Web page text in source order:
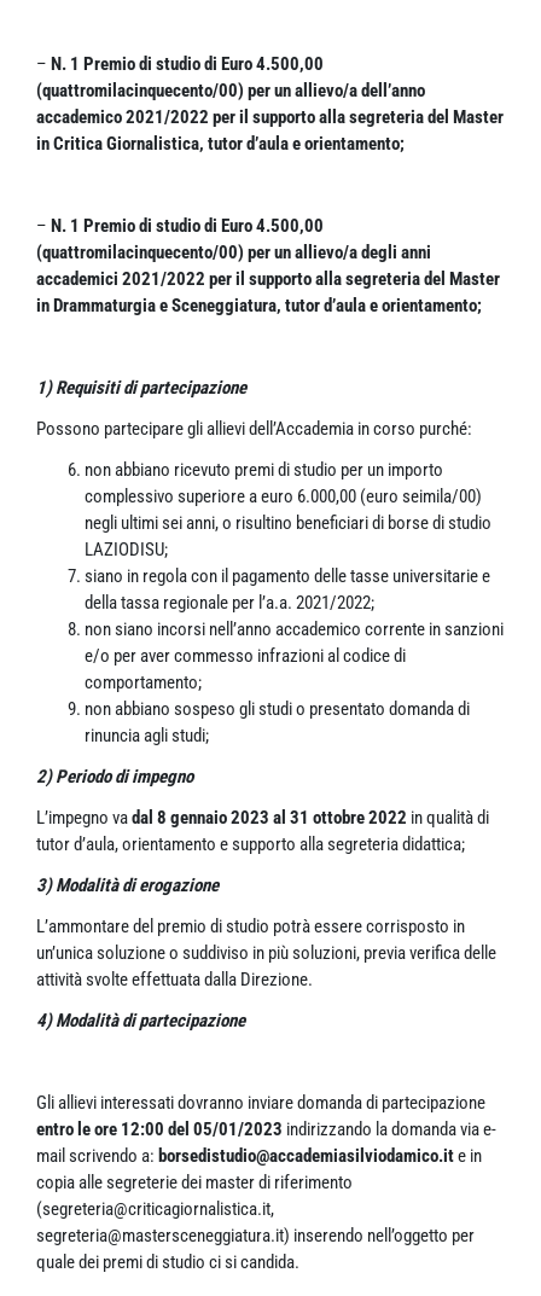
– N. 1 Premio di studio di Euro 4.500,00
(quattromilacinquecento/00) per un allievo/a dell’anno
accademico 2021/2022 per il supporto alla segreteria del Master
in Critica Giornalistica, tutor d’aula e orientamento;
– N. 1 Premio di studio di Euro 4.500,00
(quattromilacinquecento/00) per un allievo/a degli anni
accademici 2021/2022 per il supporto alla segreteria del Master
in Drammaturgia e Sceneggiatura, tutor d’aula e orientamento;
1) Requisiti di partecipazione
Possono partecipare gli allievi dell’Accademia in corso purché:
non abbiano ricevuto premi di studio per un importo
complessivo superiore a euro 6.000,00 (euro seimila/00)
negli ultimi sei anni, o risultino beneficiari di borse di studio
LAZIODISU;
siano in regola con il pagamento delle tasse universitarie e
della tassa regionale per l’a.a. 2021/2022;
non siano incorsi nell’anno accademico corrente in sanzioni
e/o per aver commesso infrazioni al codice di
comportamento;
non abbiano sospeso gli studi o presentato domanda di
rinuncia agli studi;
2) Periodo di impegno
L’impegno vadal 8 gennaio 2023 al 31 ottobre 2022 in qualità di
tutor d’aula, orientamento e supporto alla segreteria didattica;
3) Modalità di erogazione
L’ammontare del premio di studio potrà essere corrisposto in
un’unica soluzione o suddiviso in più soluzioni, previa verifica delle
attività svolte effettuata dalla Direzione.
4) Modalità di partecipazione
Gli allievi interessati dovranno inviare domanda di partecipazione
entro le ore 12:00 del 05/01/2023 indirizzando la domanda via e-
mail scrivendo a: borsedistudio@accademiasilviodamico.ite in
copia alle segreterie dei master di riferimento
(segreteria@criticagiornalistica.it,
segreteria@mastersceneggiatura.it) inserendo nell’oggetto per
quale dei premi di studio ci si candida.